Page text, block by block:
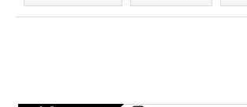
z
V